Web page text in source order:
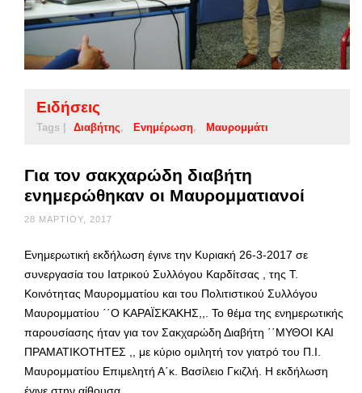
Ειδήσεις
Tags | Διαβήτης Ενημέρωση Μαυρομμάτι
Για τον σακχαρώδη διαβήτη
ενημερώθηκαν οι Μαυρομματιανοί
28 ΜΑΡΤΊΟΥ, 2017
Ενημερωτική εκδήλωση έγινε την Κυριακή 26-3-2017 σε
συνεργασία του Ιατρικού Συλλόγου Καρδίτσας , της Τ.
Κοινότητας Μαυρομματίου και του Πολιτιστικού Συλλόγου
Μαυρομματίου ΄΄Ο ΚΑΡΑΪΣΚΆΚΗΣ,,. Το θέμα της ενημερωτικής
παρουσίασης ήταν για τον Σακχαρώδη Διαβήτη ΄΄ΜΥΘΟΙ ΚΑΙ
ΠΡΑΜΑΤΙΚΟΤΗΤΕΣ ,, με κύριο ομιλητή τον γιατρό του Π.Ι.
Μαυρομματίου Επιμελητή Α΄κ. Βασίλειο Γκιζλή. Η εκδήλωση